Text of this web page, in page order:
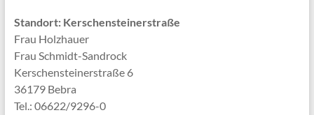
Standort: Kerschensteinerstraße
Frau Holzhauer
Frau Schmidt-Sandrock
Kerschensteinerstraße 6
36179 Bebra
Tel.: 06622/9296-0